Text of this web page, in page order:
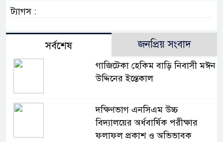
ট্যাগস :
সর্বশেষ জনপ্রিয় সংবাদ
গাজিটেকা হেকিম বাড়ি নিবাসী মঈন
উদ্দিনের ইন্তেকাল
দক্ষিণভাগ এনসিএম উচ্চ
বিদ্যালয়ের অর্ধবার্ষিক পরীক্ষার
ফলাফল প্রকাশ ও অভিভাবক